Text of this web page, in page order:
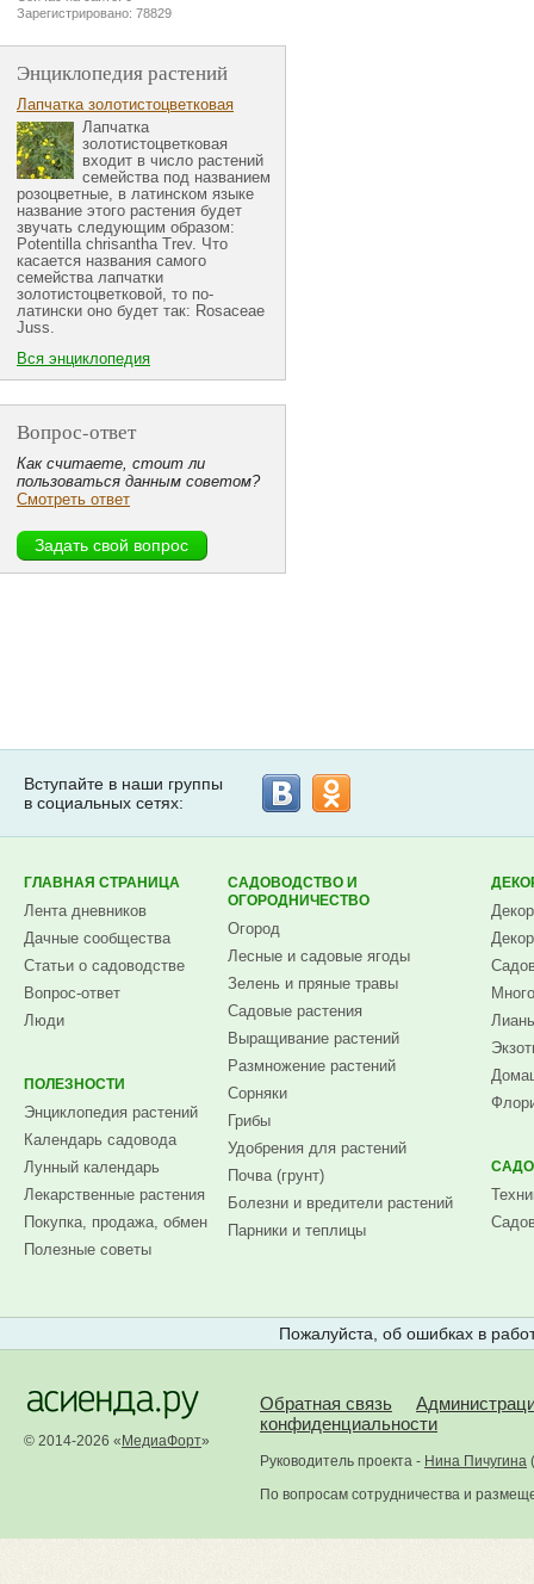
Зарегистрировано: 78829
Энциклопедия растений
Лапчатка золотистоцветковая
Лапчатка
золотистоцветковая
входит в число растений
семейства под названием
розоцветные, в латинском языке
название этого растения будет
звучать следующим образом:
Potentilla chrisantha Trev. Что
касается названия самого
семейства лапчатки
золотистоцветковой, то по-
латински оно будет так: Rosaceae
Juss.
Вся энциклопедия
Вопрос-ответ
Как считаете, стоит ли
пользоваться данным советом?
Смотреть ответ
Вступайте в наши группы
в социальных сетях:
ГЛАВНАЯ СТРАНИЦА
Лента дневников
Дачные сообщества
Статьи о садоводстве
Вопрос-ответ
Люди
ПОЛЕЗНОСТИ
Энциклопедия растений
Календарь садовода
Лунный календарь
Лекарственные растения
Покупка, продажа, обмен
Полезные советы
САДОВОДСТВО И
ОГОРОДНИЧЕСТВО
Огород
Лесные и садовые ягоды
Зелень и пряные травы
Садовые растения
Выращивание растений
Размножение растений
Сорняки
Грибы
Удобрения для растений
Почва (грунт)
Болезни и вредители растений
Парники и теплицы
Пожалуйста, об ошибках в
© 2014-2026 « МедиаФорт»
Обратная связь
конфиденциальности
Руководитель проекта - Нина Пичугина (
По вопросам сотрудничества и